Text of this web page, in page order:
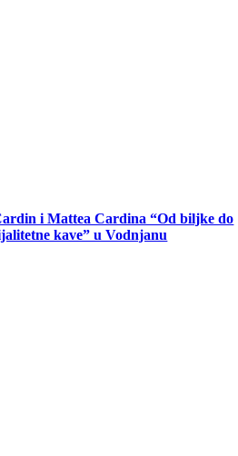
i Mattea Cardina “Od biljke do
kave” u Vodnjanu